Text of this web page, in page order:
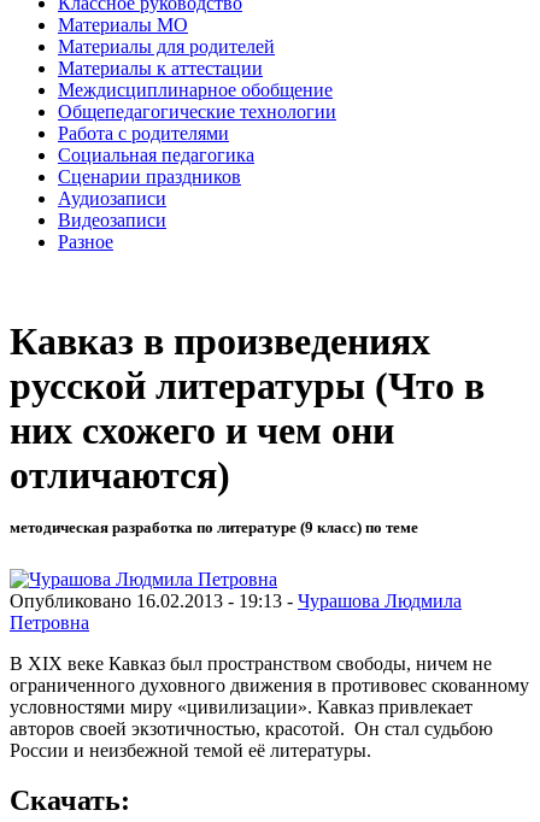
Материалы МО
Материалы для родителей
Материалы к аттестации
Междисциплинарное обобщение
Общепедагогические технологии
Работа с родителями
Социальная педагогика
Сценарии праздников
Аудиозаписи
Видеозаписи
Разное
Кавказ в произведениях
русской литературы (Что в
них схожего и чем они
отличаются)
методическая разработка по литературе (9 класс) по теме
Опубликовано 16.02.2013 - 19:13 - Чурашова Людмила
Петровна
В XIX веке Кавказ был пространством свободы, ничем не
ограниченного духовного движения в противовес скованному
условностями миру «цивилизации». Кавказ привлекает
авторов своей экзотичностью, красотой. Он стал судьбою
России и неизбежной темой её литературы.
Скачать: